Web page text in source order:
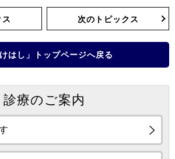
次のトピックス
けはし」トップページへ戻る
診療のご案内